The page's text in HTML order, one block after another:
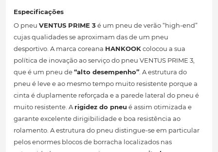
Especificações
O pneu VENTUS PRIME 3é um pneu de verão “high-end”
cujas qualidades se aproximam das de um pneu
desportivo. A marca coreana HANKOOKcolocou a sua
política de inovação ao serviço do pneu VENTUS PRIME 3,
que é um pneu de“alto desempenho”. A estrutura do
pneu é leve e ao mesmo tempo muito resistente porque a
cinta é duplamente reforçada e a parede lateral do pneu é
muito resistente. A rigidez do pneu é assim otimizada e
garante excelente dirigibilidade e boa resistência ao
rolamento. A estrutura do pneu distingue-se em particular
pelos enormes blocos de borracha localizados nas